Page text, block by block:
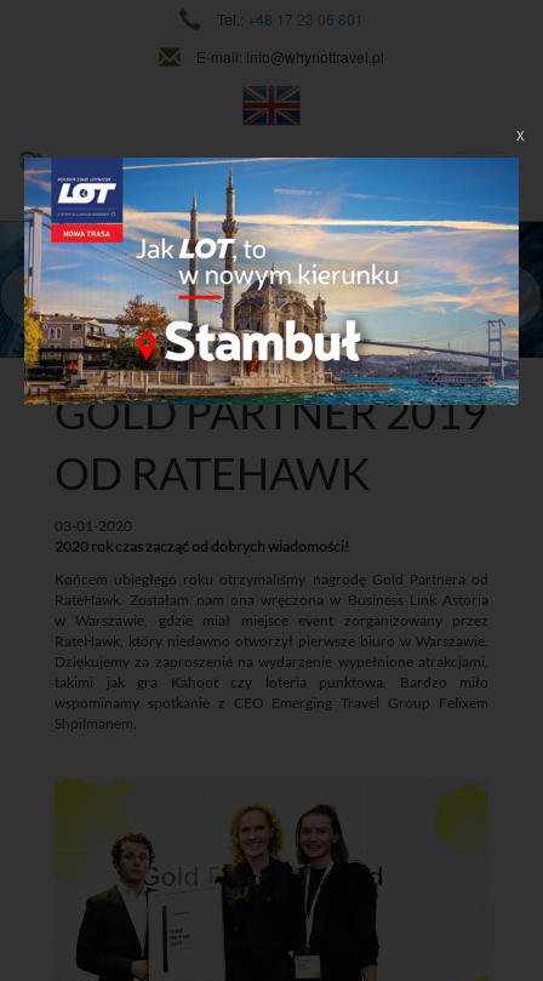
Tel.: +48 17 23 06 801
E-mail: info@whynottravel.pl
NAJWYŻSZY POZIOM USŁUG
CIĄGŁY ROZWÓJ
Dowiedz się więcej
GOLD PARTNER 2019
OD RATEHAWK
03-01-2020
2020 rok czas zacząć od dobrych wiadomości!
Końcem ubiegłego roku otrzymaliśmy nagrodę Gold Partnera od
RateHawk. Zostałam nam ona wręczona w Business Link Astoria
w Warszawie, gdzie miał miejsce event zorganizowany przez
RateHawk, który niedawno otworzył pierwsze biuro w Warszawie.
Dziękujemy za zaproszenie na wydarzenie wypełnione atrakcjami,
takimi jak gra Kahoot czy loteria punktowa. Bardzo miło
wspominamy spotkanie z CEO Emerging Travel Group Felixem
Shpilmanem.
X